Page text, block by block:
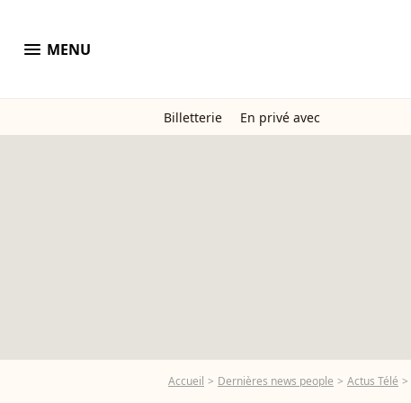
menu MENU
Billetterie En privé avec
Accueil Dernières news people Actus Télé